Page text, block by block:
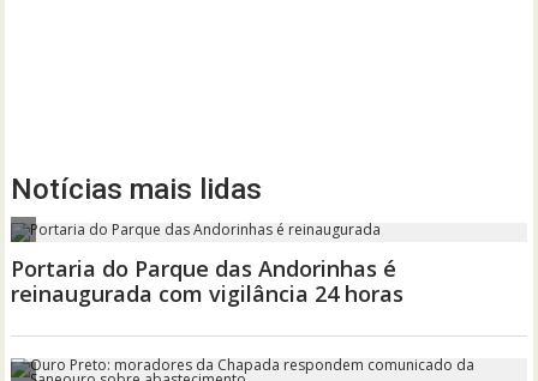
Notícias mais lidas